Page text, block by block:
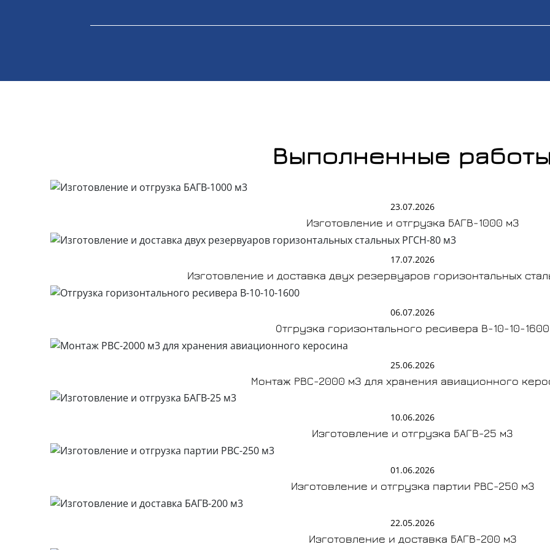
Выполненные
23.07.2026
Изготовление и отгрузка БАГВ-1000 м3
17.07.2026
Изготовление и доставка двух резервуаров горизонтальных
06.07.2026
Отгрузка горизонтального ресивера В-10-10-1600
25.06.2026
Монтаж РВС-2000 м3 для хранения авиационного
10.06.2026
Изготовление и отгрузка БАГВ-25 м3
01.06.2026
Изготовление и отгрузка партии РВС-250 м3
22.05.2026
Изготовление и доставка БАГВ-200 м3